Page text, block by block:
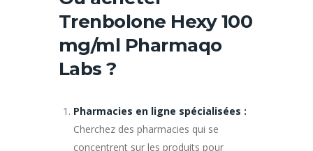
Trenbolone Hexy 100
mg/ml Pharmaqo
Labs ?
Pharmacies en ligne spécialisées :
Cherchez des pharmacies qui se
concentrent sur les produits pour